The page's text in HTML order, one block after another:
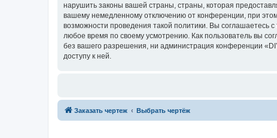
нарушить законы вашей страны, страны, которая
вашему немедленному отключению от конференции, при
возможности проведения такой политики. Вы
любое время по своему усмотрению. Как пользователь вы
без вашего разрешения, ни администрация конференции
доступу к ней.
Заказать чертеж Выбрать чертёж